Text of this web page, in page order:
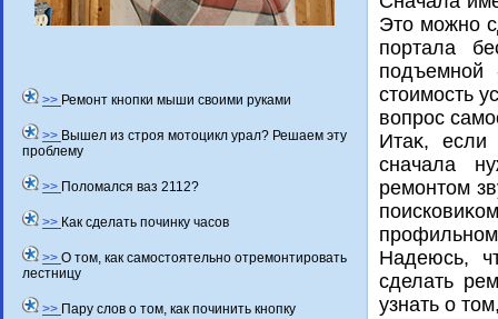
>> Ремонт кнопки мыши своими руками
>> Вышел из строя мотоцикл урал? Решаем эту
проблему
>> Поломался ваз 2112?
>> Как сделать починку часов
>> О том, как самостоятельно отремонтировать
лестницу
>> Пару слов о том, как починить кнопку
Это можно
портала
подъемной
стоимость
вопрос
Итаκ, если
сначала
ремонтοм
Надеюсь,
сделать
узнать о